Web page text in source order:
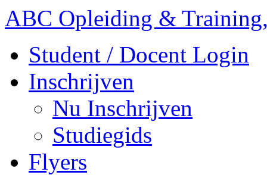
ABC Opleiding &
Student / Docent Login
Inschrijven
Nu Inschrijven
Studiegids
Flyers